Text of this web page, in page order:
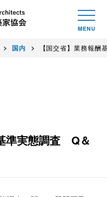
国内 【国交省】業務報
準実態調査 Q＆